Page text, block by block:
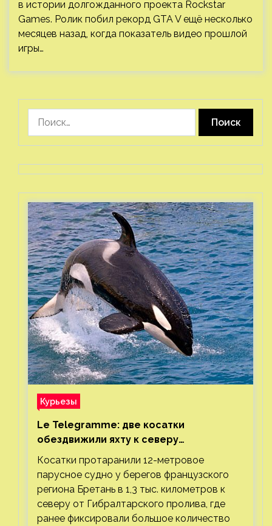
в истории долгожданного проекта Rockstar
Games. Ролик побил рекорд GTA V ещё несколько
месяцев назад, когда показатель видео прошлой
игры…
Курьезы
Le Telegramme: две косатки
обездвижили яхту к северу
от Гибралтарского пролива
Косатки протаранили 12-метровое
парусное судно у берегов французского
региона Бретань в 1,3 тыс. километров к
северу от Гибралтарского пролива, где
ранее фиксировали большое количество